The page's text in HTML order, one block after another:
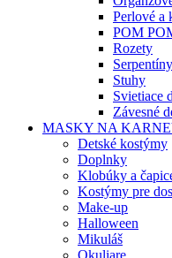
Perlové a
POM
Rozety
Serpentíny
Stuhy
Svietiace
Závesné
MASKY NA
Detské kostýmy
Doplnky
Klobúky a
Kostýmy pre
Make-up
Halloween
Mikuláš